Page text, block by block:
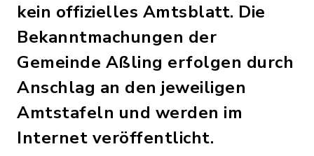
kein offizielles Amtsblatt. Die
Bekanntmachungen der
Gemeinde Aßling erfolgen durch
Anschlag an den jeweiligen
Amtstafeln und werden im
Internet veröffentlicht.